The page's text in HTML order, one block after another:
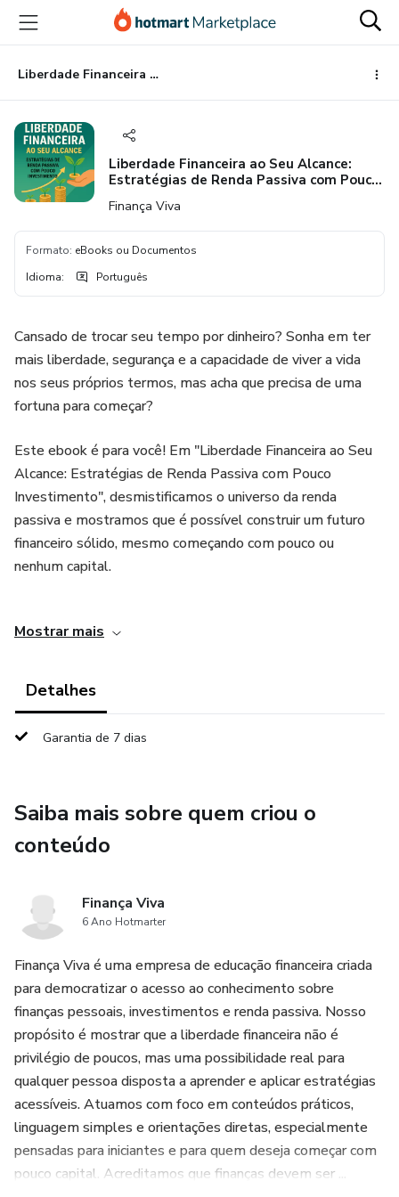
para
conteúdo
principal
para
pagamento
para
rodapé
Liberdade Financeira ao Seu Alcance: Estratégias de Renda Passiva com Pouco Investimento
Liberdade Financeira ao Seu Alcance:
Estratégias de Renda Passiva com Pouco
Finança Viva
Formato: eBooks ou Documentos
Idioma: Português
Cansado de trocar seu tempo por dinheiro? Sonha em ter
mais liberdade, segurança e a capacidade de viver a vida
nos seus próprios termos, mas acha que precisa de uma
fortuna para começar?
Este ebook é para você! Em "Liberdade Financeira ao Seu
Alcance: Estratégias de Renda Passiva com Pouco
Investimento", desmistificamos o universo da renda
passiva e mostramos que é possível construir um futuro
financeiro sólido, mesmo começando com pouco ou
nenhum capital.
estratégias acessíveis e com retorno rápido, este guia
O que é Renda Passiva de verdade e como ela pode
•
Estratégias comprovadas para criar produtos digitais que
logística.
Formas inteligentes de gerar renda com imóveis, mesmo
com baixo investimento inicial, incluindo aluguel de quartos,
sublocação e Fundos de Investimento Imobiliário (FIIs).
•
A mentalidade e as dicas práticas essenciais para superar
desafios, manter a disciplina e acelerar seus ganhos.
Mostrar mais
Detalhes
Garantia de 7 dias
Saiba mais sobre quem criou o
conteúdo
Finança Viva
6 Ano Hotmarter
Finança Viva é uma empresa de educação financeira criada
para democratizar o acesso ao conhecimento sobre
finanças pessoais, investimentos e renda passiva. Nosso
propósito é mostrar que a liberdade financeira não é
privilégio de poucos, mas uma possibilidade real para
qualquer pessoa disposta a aprender e aplicar estratégias
acessíveis. Atuamos com foco em conteúdos práticos,
linguagem simples e orientações diretas, especialmente
pensadas para iniciantes e para quem deseja começar com
pouco capital. Acreditamos que finanças devem ser ...